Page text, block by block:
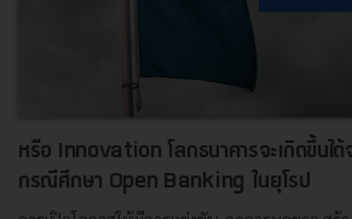
หรือ Innovation โลกธนาคารจะเกิดขึ้นไ
กรณีศึกษา Open Banking ในยุโรป